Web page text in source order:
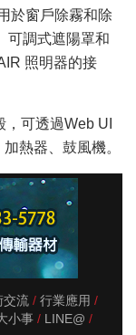
於窗戶除霧和除
可調式遮陽罩和
照明器的接
可透過Web UI
熱器、鼓風機。
交流
行業應用
小事 LINE@